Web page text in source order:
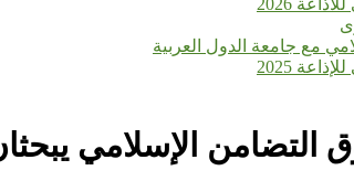
2026
مع جامعة الدول العربية
2025
الإسلامي يبحثان